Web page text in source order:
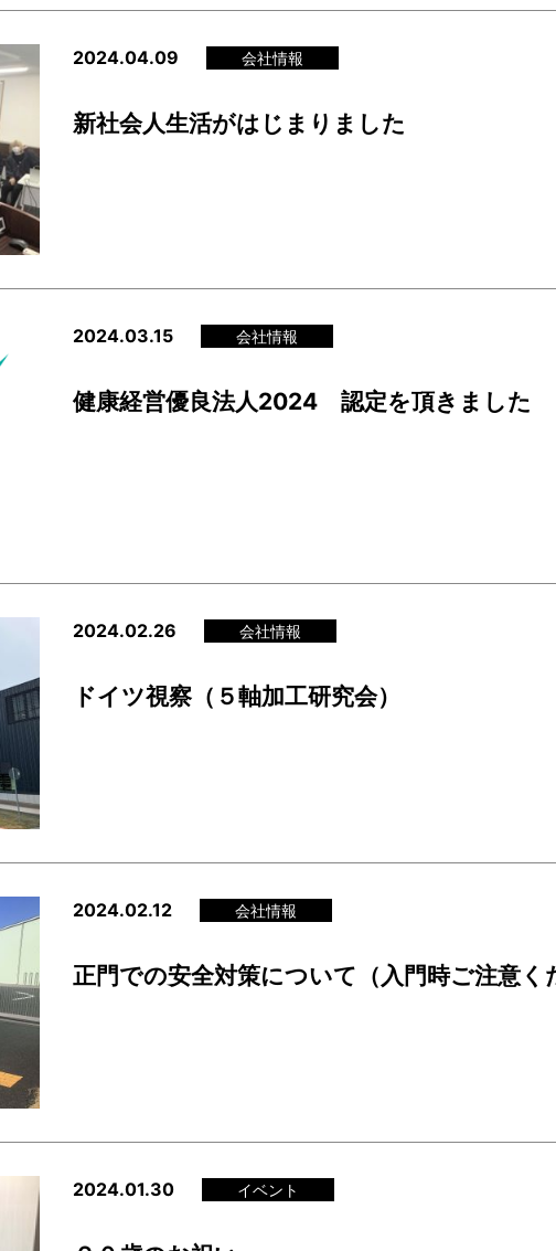
2024.04.09 会社情報
新社会人生活がはじまりました
2024.03.15 会社情報
健康経営優良法人2024 認定を頂きました
2024.02.26 会社情報
ドイツ視察（５軸加工研究会）
2024.02.12 会社情報
正門での安全対策について（入門時ご注意く
2024.01.30 イベント